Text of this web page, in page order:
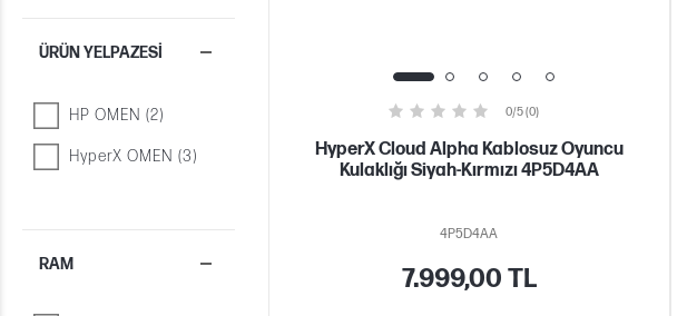
ÜRÜN YELPAZESI
HP OMEN (2)
HyperX OMEN (3)
RAM
0/5 (0)
HyperX Cloud Alpha Kablosuz Oyuncu
Kulaklığı Siyah-Kırmızı 4P5D4AA
4P5D4AA
7.999,00 TL